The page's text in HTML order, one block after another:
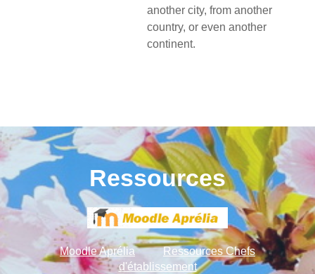
another city, from another
country, or even another
continent.
Ressources
Moodle Aprélia
Ressources Chefs
d'établissement